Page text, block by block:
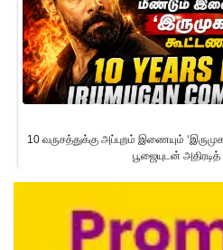
10 வருசத்துக்கு அப்புறம் இணையும்
பூஜையுடன்